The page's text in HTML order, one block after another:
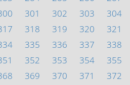
301 302 303 304
318 319 320 321
335 336 337 338
352 353 354 355
369 370 371 372